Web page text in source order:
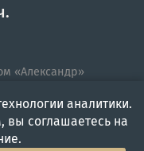
«Александр»
аналитики.
вы соглашаетесь на
Меню